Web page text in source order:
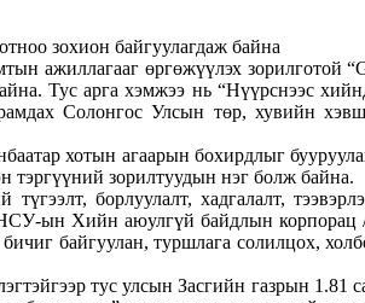
ажиллагааг өргөжүүлэх зорилготой
Тус арга хэмжээ нь “Нүүрснээс
Солонгос Улсын төр, хувийн
хотын агаарын бохирдлыг
тэргүүний зорилтуудын нэг болж байна.
борлуулалт, хадгалалт,
ын Хийн аюулгүй байдлын корпорац
байгуулан, туршлага солилцох,
тус улсын Засгийн газрын 1.81